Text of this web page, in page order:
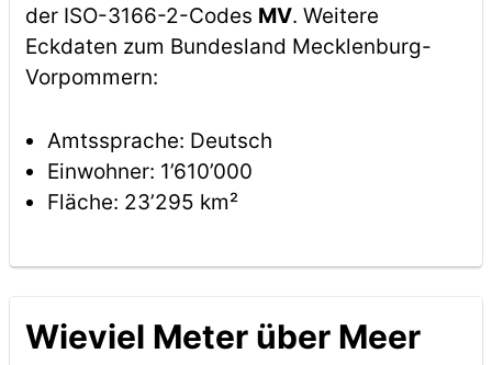
der ISO-3166-2-Codes MV. Weitere
Eckdaten zum Bundesland Mecklenburg-
Vorpommern:
Amtssprache: Deutsch
Einwohner: 1’610’000
Fläche: 23’295 km²
Wieviel Meter über Meer